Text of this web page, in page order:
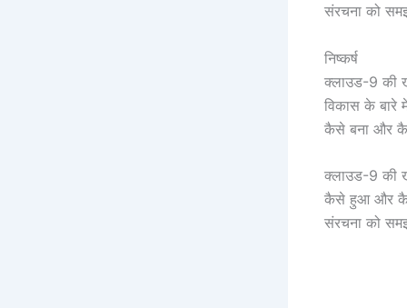
संरचना को
निष्कर्ष
क्लाउड-9 की
विकास के बारे
कैसे बना और
क्लाउड-9 की
कैसे हुआ और कैसे
संरचना को